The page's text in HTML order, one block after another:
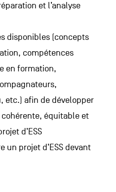
et l’analyse
disponibles (concepts
compétences
en formation,
etc.) afin de développer
équitable et
d’ESS
un projet d’ESS devant